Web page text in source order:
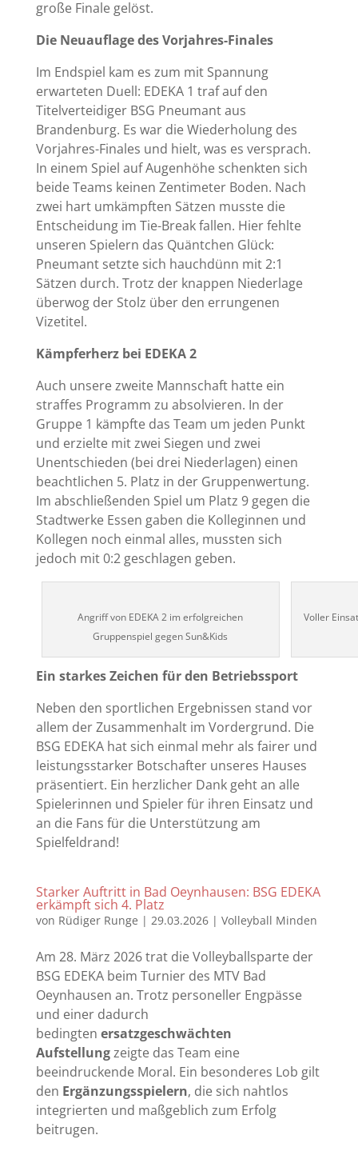
große Finale gelöst.
Die Neuauflage des Vorjahres-Finales
Im Endspiel kam es zum mit Spannung
erwarteten Duell: EDEKA 1 traf auf den
Titelverteidiger BSG Pneumant aus
Brandenburg. Es war die Wiederholung des
Vorjahres-Finales und hielt, was es versprach.
In einem Spiel auf Augenhöhe schenkten sich
beide Teams keinen Zentimeter Boden. Nach
zwei hart umkämpften Sätzen musste die
Entscheidung im Tie-Break fallen. Hier fehlte
unseren Spielern das Quäntchen Glück:
Pneumant setzte sich hauchdünn mit 2:1
Sätzen durch. Trotz der knappen Niederlage
überwog der Stolz über den errungenen
Vizetitel.
Kämpferherz bei EDEKA 2
Auch unsere zweite Mannschaft hatte ein
straffes Programm zu absolvieren. In der
Gruppe 1 kämpfte das Team um jeden Punkt
und erzielte mit zwei Siegen und zwei
Unentschieden (bei drei Niederlagen) einen
beachtlichen 5. Platz in der Gruppenwertung.
Im abschließenden Spiel um Platz 9 gegen die
Stadtwerke Essen gaben die Kolleginnen und
Kollegen noch einmal alles, mussten sich
jedoch mit 0:2 geschlagen geben.
Angriff von EDEKA 2 im erfolgreichen
Gruppenspiel gegen Sun&Kids
Voller
Ein starkes Zeichen für den Betriebssport
Neben den sportlichen Ergebnissen stand vor
allem der Zusammenhalt im Vordergrund. Die
BSG EDEKA hat sich einmal mehr als fairer und
leistungsstarker Botschafter unseres Hauses
präsentiert. Ein herzlicher Dank geht an alle
Spielerinnen und Spieler für ihren Einsatz und
an die Fans für die Unterstützung am
Spielfeldrand!
Starker Auftritt in Bad Oeynhausen: BSG EDEKA
erkämpft sich 4. Platz
von Rüdiger Runge | 29.03.2026| Volleyball Minden
Am 28. März 2026 trat die Volleyballsparte der
BSG EDEKA beim Turnier des MTV Bad
Oeynhausen an. Trotz personeller Engpässe
und einer dadurch
bedingten ersatzgeschwächten
Aufstellungzeigte das Team eine
beeindruckende Moral. Ein besonderes Lob gilt
den Ergänzungsspielern, die sich nahtlos
integrierten und maßgeblich zum Erfolg
beitrugen.